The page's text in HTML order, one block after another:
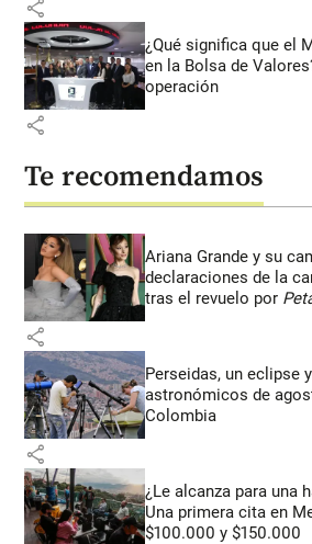
share
¿Qué significa que el
en la Bolsa de
operación
share
Te recomendamos
Ariana Grande y su
declaraciones de la
tras el revuelo por
share
Perseidas, un eclipse
astronómicos de
Colombia
share
¿Le alcanza para una
Una primera cita en
$100.000 y $150.000